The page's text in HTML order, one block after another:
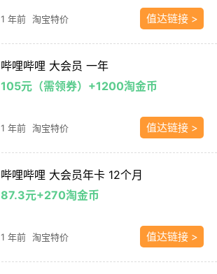
1 年前 淘宝特价 值达链接 >
哔哩哔哩 大会员 一年
105元（需领券）+1200淘金币
1 年前 淘宝特价 值达链接 >
哔哩哔哩 大会员年卡 12个月
87.3元+270淘金币
1 年前 淘宝特价 值达链接 >